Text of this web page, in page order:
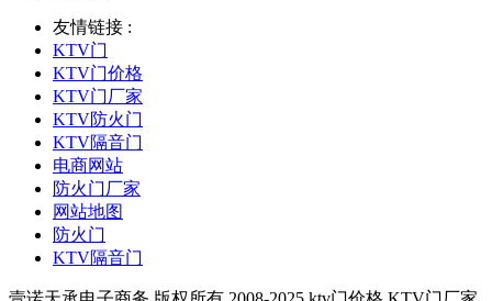
友情链接 :
KTV门
KTV门价格
KTV门厂家
KTV防火门
KTV隔音门
电商网站
防火门厂家
网站地图
防火门
KTV隔音门